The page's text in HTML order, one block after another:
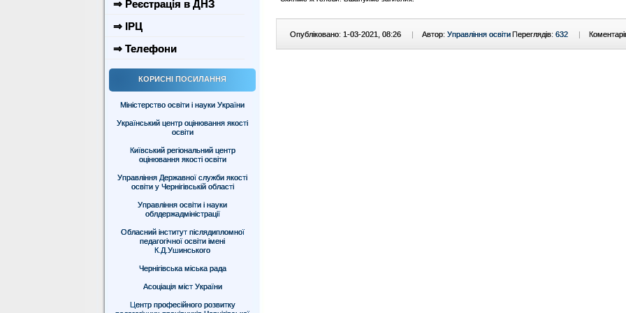
⇒ Реєстрація в ДНЗ
⇒ ІРЦ
⇒ Телефони
КОРИСНІ ПОСИЛАННЯ
Міністерство освіти і науки України
Український центр оцінювання якості
освіти
Київський регіональний центр
оцінювання якості освіти
Управління Державної служби якості
освіти у Чернігівській області
Управління освіти і науки
облдержадміністрації
Обласний інститут післядипломної
педагогічної освіти імені
К.Д.Ушинського
Чернігівська міська рада
Асоціація міст України
Центр професійного розвитку
Опубліковано: 1-03-2021, 08:26 | Автор: Управління освітиПереглядів: 632 |